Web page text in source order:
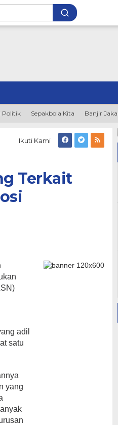
Politik Sepakbola Kita Banjir
Ikuti Kami
Terkait
adil
satu
yang
MTQ ke-XXXV Siap
Rebut Juara Dibuka